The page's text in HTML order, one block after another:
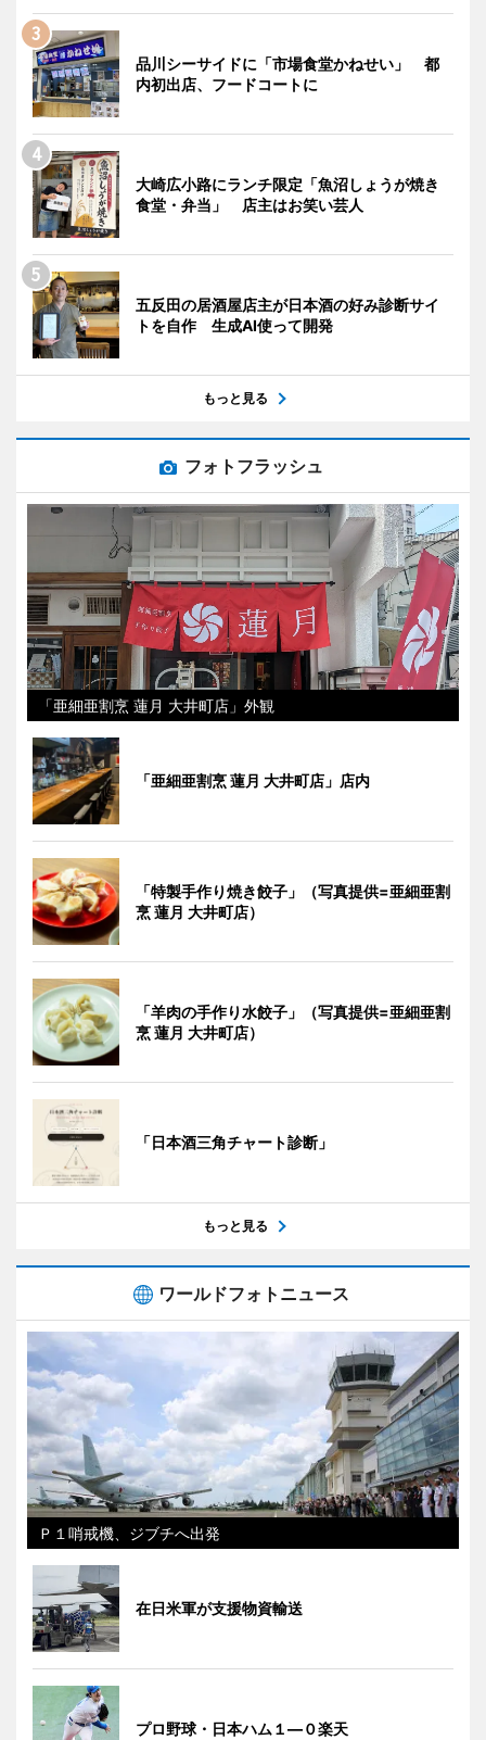
品川シーサイドに「市場食堂かねせい」 都
内初出店、フードコートに
大崎広小路にランチ限定「魚沼しょうが焼き
食堂・弁当」 店主はお笑い芸人
五反田の居酒屋店主が日本酒の好み診断サイ
トを自作 生成AI使って開発
もっと見る
フォトフラッシュ
「亜細亜割烹 蓮月 大井町店」外観
「亜細亜割烹 蓮月 大井町店」店内
「特製手作り焼き餃子」（写真提供=亜細亜割
烹 蓮月 大井町店）
「羊肉の手作り水餃子」（写真提供=亜細亜割
烹 蓮月 大井町店）
「日本酒三角チャート診断」
もっと見る
ワールドフォトニュース
Ｐ１哨戒機、ジブチへ出発
在日米軍が支援物資輸送
プロ野球・日本ハム１―０楽天